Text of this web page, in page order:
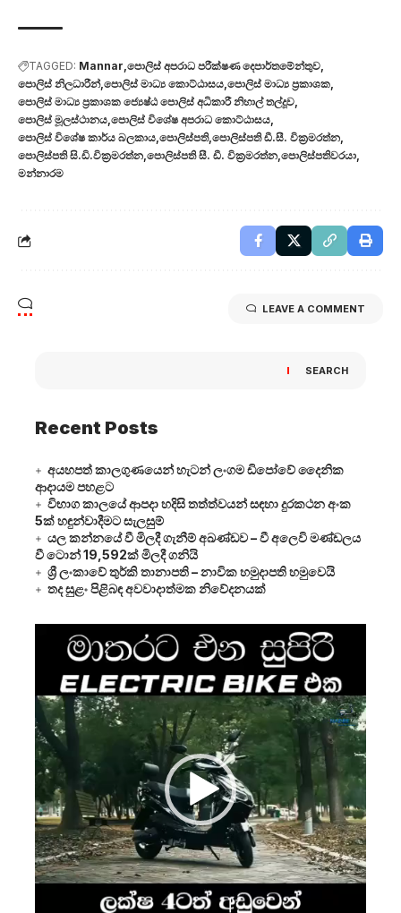
TAGGED: Mannar පොලිස් අපරාධ පරීක්ෂණ දෙපාර්තමේන්තුව
පොලිස් නිලධාරීන් පොලිස් මාධ්‍ය කොට්ඨාසය පොලිස් මාධ්‍ය ප්‍රකාශක
පොලිස් මාධ්‍ය ප්‍රකාශක ජ්‍යෙෂ්ඨ පොලිස් අධිකාරී නිහාල් තල්දූව
පොලිස් මූලස්ථානය පොලිස් විශේෂ අපරාධ කොට්ඨාසය
පොලිස් විශේෂ කාර්ය බලකාය පොලිස්පති පොලිස්පති ඩී.සී. වික්‍රමරත්න
පොලිස්පති සි.ඩි.වික්‍රමරත්න පොලිස්පති සී. ඩී. වික්‍රමරත්න පොලිස්පතිවරයා
මන්නාරම
LEAVE A COMMENT
SEARCH
Recent Posts
අයහපත් කාලගුණයෙන් හැටන් ලංගම ඩිපෝවේ දෛනික
ආදායම පහළට
විභාග කාලයේ ආපදා හදිසි තත්ත්වයන් සඳහා දුරකථන අංක
5ක් හඳුන්වාදීමට සැලසුම්
යල කන්නයේ වී මිලදී ගැනීම් අඛණ්ඩව – වී අලෙවි මණ්ඩලය
වී ටොන් 19,592ක් මිලදී ගනියි
ශ්‍රී ලංකාවේ තුර්කි තානාපති – නාවික හමුදාපති හමුවෙයි
තද සුළං පිළිබඳ අවවාදාත්මක නිවේදනයක්
Player